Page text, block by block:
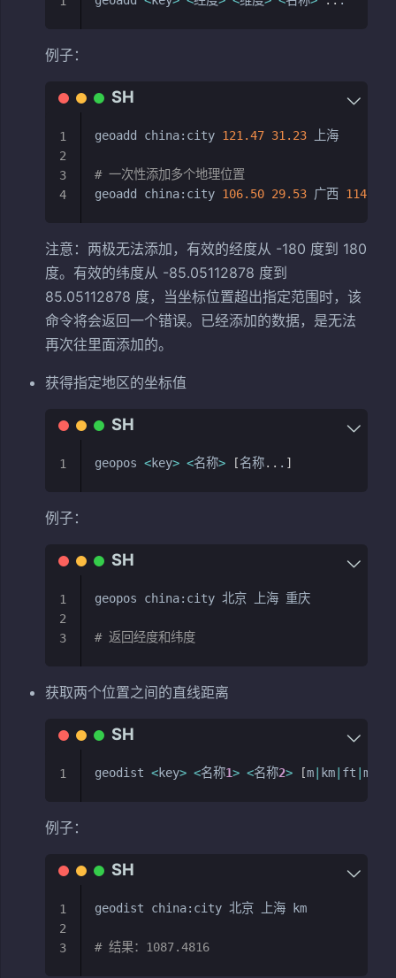
例子：
geoadd china:city 121.47 31.23 上海
# 一次性添加多个地理位置
geoadd china:city 106.50 29.53 广西 114.05
1
2
3
4
注意：两极无法添加，有效的经度从 -180 度到 180
度。有效的纬度从 -85.05112878 度到
85.05112878 度，当坐标位置超出指定范围时，该
命令将会返回一个错误。已经添加的数据，是无法
再次往里面添加的。
获得指定地区的坐标值
geopos <key> <名称> [名称.. . ]
1
例子：
geopos china:city 北京 上海 重庆
# 返回经度和纬度
1
2
3
获取两个位置之间的直线距离
geodist <key> <名称1> <名称2> [m km ft |mi
1
例子：
geodist china:city 北京 上海 km
# 结果：1087.4816
1
2
3